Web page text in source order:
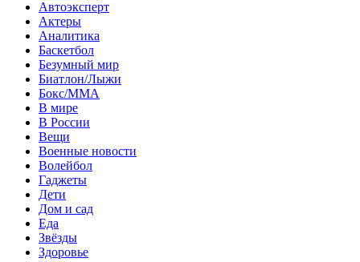
Автоэксперт
Актеры
Аналитика
Баскетбол
Безумный мир
Биатлон/Лыжи
Бокс/MMA
В мире
В России
Вещи
Военные новости
Волейбол
Гаджеты
Дети
Дом и сад
Еда
Звёзды
Здоровье